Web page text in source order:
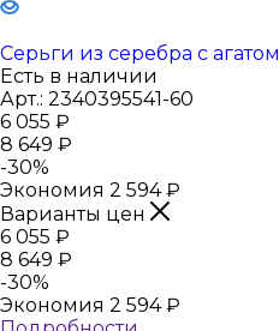
Серьги из серебра с агатом
Есть в наличии
Арт.: 2340395541-60
6 055 ₽
8 649 ₽
-30%
Экономия 2 594₽
Варианты цен
6 055 ₽
8 649 ₽
-30%
Экономия 2 594₽